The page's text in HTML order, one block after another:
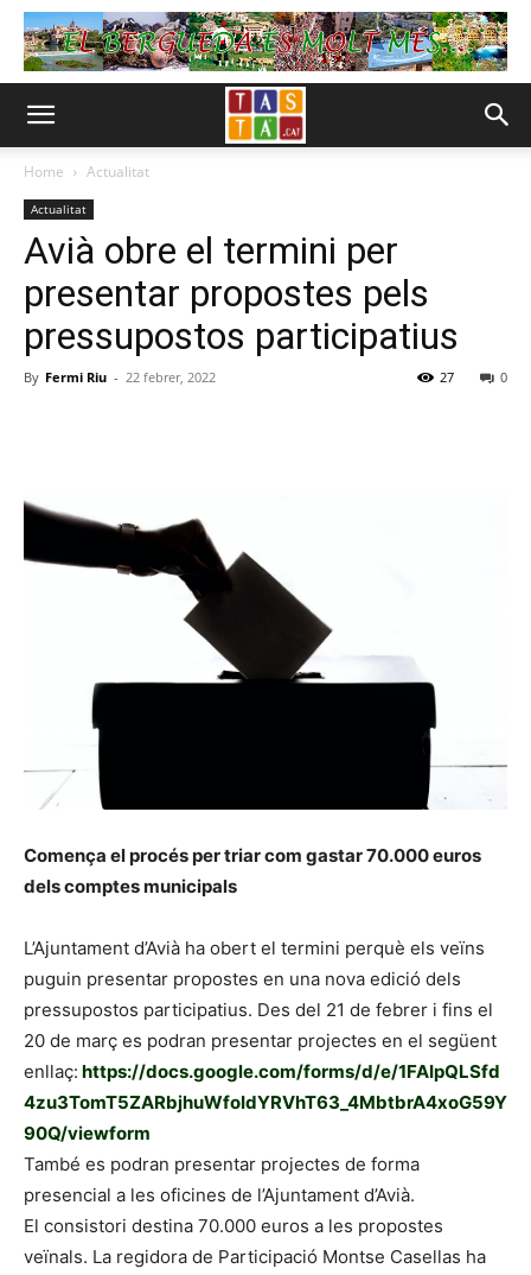
Home Actualitat
Actualitat
Avià obre el termini per
presentar propostes pels
pressupostos participatius
By Fermi Riu - 22 febrer, 2022 0
27
Comença el procés per triar com gastar 70.000 euros
dels comptes municipals
L’Ajuntament d’Avià ha obert el termini perquè els veïns
puguin presentar propostes en una nova edició dels
pressupostos participatius. Des del 21 de febrer i fins el
20 de març es podran presentar projectes en el següent
enllaç: https://docs.google.com/forms/d/e/1FAIpQLSfd
4zu3TomT5ZARbjhuWfoIdYRVhT63_4MbtbrA4xoG59Y
90Q/viewform
També es podran presentar projectes de forma
presencial a les oficines de l’Ajuntament d’Avià.
El consistori destina 70.000 euros a les propostes
veïnals. La regidora de Participació Montse Casellas ha